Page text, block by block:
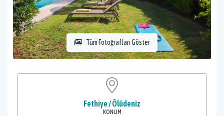
Tüm Fotoğrafları Göster
Fethiye / Ölüdeniz
KONUM